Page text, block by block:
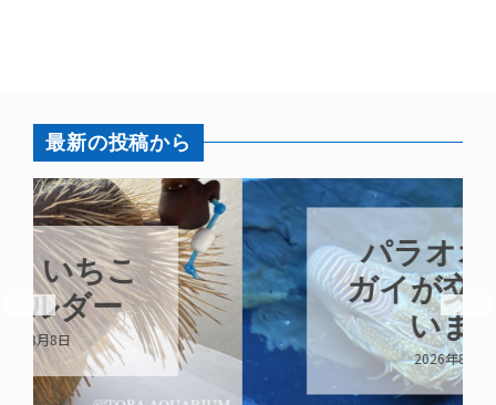
最新の投稿から
パラオオウム
ガイが交接して
います
2026年8月7日